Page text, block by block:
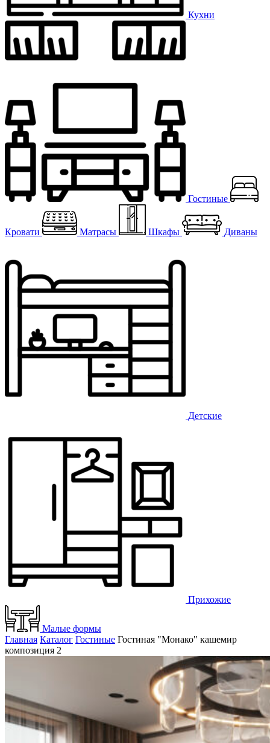
Кухни
Гостиные
Кровати Матрасы Шкафы Диваны
Детские
Прихожие
Малые формы
Главная Каталог Гостиные Гостиная "Монако" кашемир
композиция 2